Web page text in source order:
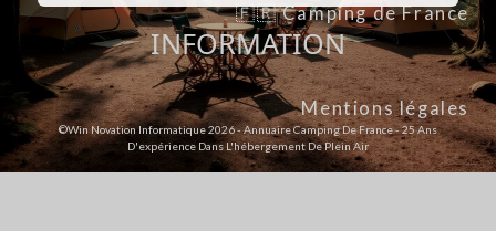
🇫🇷 Camping de France
INFORMATION
Mentions légales
©Win Novation Informatique 2026 - Annuaire Camping De France - 25 Ans
D'expérience Dans L'hébergement De Plein Air